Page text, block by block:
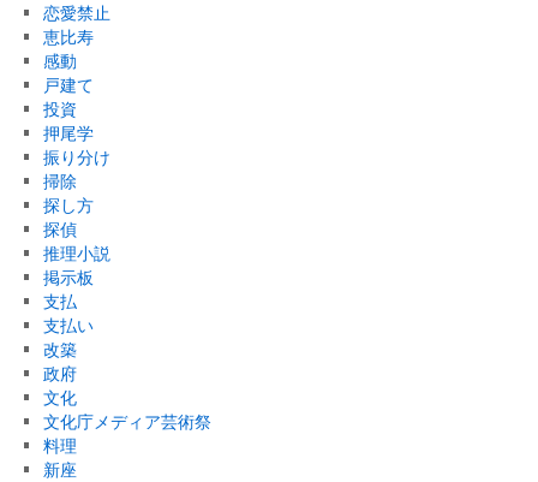
恋愛禁止
恵比寿
感動
戸建て
投資
押尾学
振り分け
掃除
探し方
探偵
推理小説
掲示板
支払
支払い
改築
政府
文化
文化庁メディア芸術祭
料理
新座